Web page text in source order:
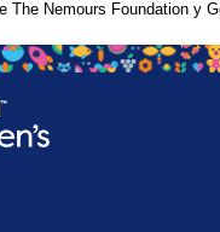
The Nemours Foundation y